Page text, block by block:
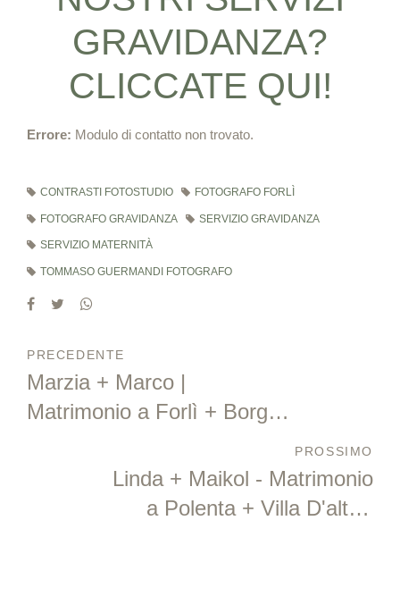
GRAVIDANZA?
CLICCATE QUI!
Errore: Modulo di contatto non trovato.
CONTRASTI FOTOSTUDIO FOTOGRAFO FORLÌ
FOTOGRAFO GRAVIDANZA SERVIZIO GRAVIDANZA
SERVIZIO MATERNITÀ
TOMMASO GUERMANDI FOTOGRAFO
PRECEDENTE
Marzia + Marco |
Matrimonio a Forlì + Borgo
PROSSIMO
Linda + Maikol - Matrimonio
a Polenta + Villa D'altri -